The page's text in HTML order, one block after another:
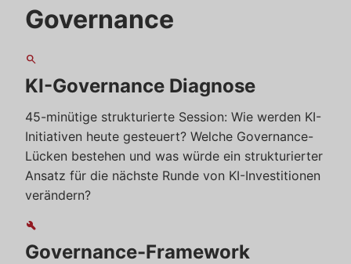
Governance
search
KI-Governance Diagnose
45-minütige strukturierte Session: Wie werden KI-
Initiativen heute gesteuert? Welche Governance-
Lücken bestehen und was würde ein strukturierter
Ansatz für die nächste Runde von KI-Investitionen
verändern?
build
Governance-Framework